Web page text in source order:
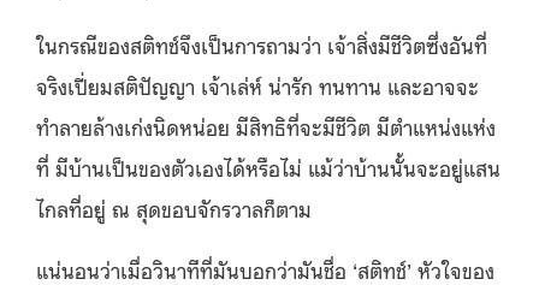
ในกรณีของสติทช์จึงเป็นการถามว่า เจ้าสิ่งมีชีวิตซึ่งอันที่
จริงเปี่ยมสติปัญญา เจ้าเล่ห์ น่ารัก ทนทาน และอาจจะ
ทำลายล้างเก่งนิดหน่อย มีสิทธิที่จะมีชีวิต มีตำแหน่งแห่ง
ที่ มีบ้านเป็นของตัวเองได้หรือไม่ แม้ว่าบ้านนั้นจะอยู่แสน
ไกลที่อยู่ ณ สุดขอบจักรวาลก็ตาม
แน่นอนว่าเมื่อวินาทีที่มันบอกว่ามันชื่อ ‘สติทช์’ หัวใจของ